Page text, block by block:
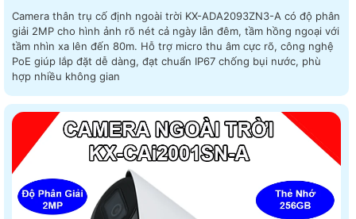
Camera thân trụ cố định ngoài trời KX-ADA2093ZN3-A có độ phân
giải 2MP cho hình ảnh rõ nét cả ngày lẫn đêm, tầm hồng ngoại với
tầm nhìn xa lên đến 80m. Hỗ trợ micro thu âm cực rõ, công nghệ
PoE giúp lắp đặt dễ dàng, đạt chuẩn IP67 chống bụi nước, phù
hợp nhiều không gian